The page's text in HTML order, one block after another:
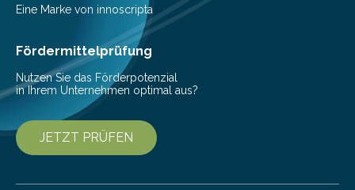
aus, dass gewöhnliche Flusspferde (Hippopotamus
amphibius) in Mitteleuropa vor ungefähr…
Eine Marke von innoscripta
Fördermittelprüfung
Nutzen Sie das Förderpotenzial
in Ihrem Unternehmen optimal aus?
JETZT PRÜFEN